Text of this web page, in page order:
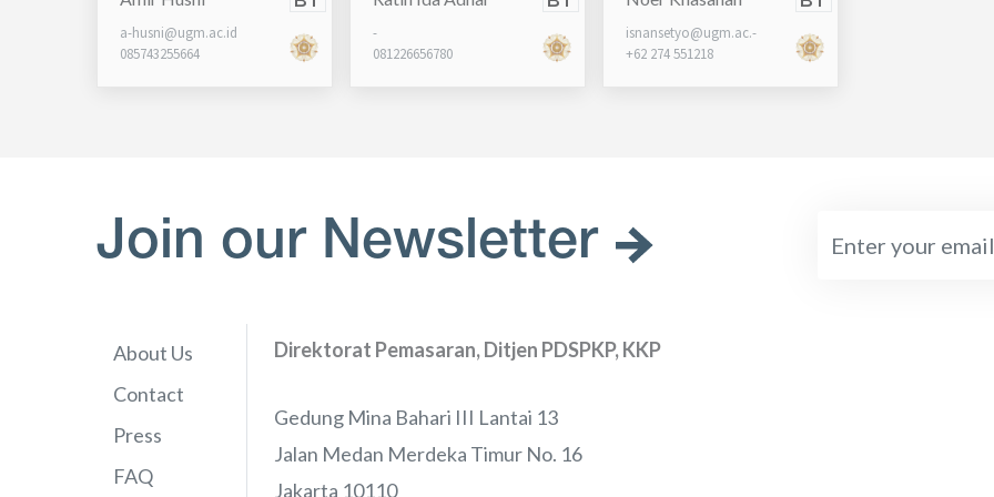
a-husni@ugm.ac.id
085743255664
-
081226656780
isnansetyo@ugm.ac.-
+62 274 551218
Join our Newsletter
About Us
Contact
Press
FAQ
Direktorat Pemasaran, Ditjen PDSPKP, KKP
Gedung Mina Bahari III Lantai 13
Jalan Medan Merdeka Timur No. 16
Jakarta 10110